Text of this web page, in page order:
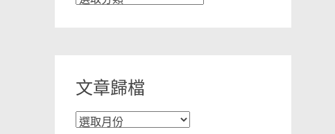
文章歸檔
文